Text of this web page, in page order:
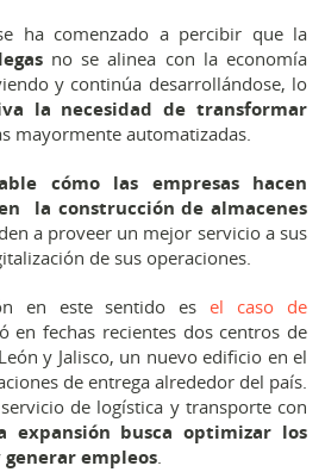
ha comenzado a percibir que la
no se alinea con la economía
y continúa desarrollándose, lo
la necesidad de transformar
mayormente automatizadas.
cómo las empresas hacen
la construcción de almacenes
a proveer un mejor servicio a sus
de sus operaciones.
en este sentido es el caso de
en fechas recientes dos centros de
y Jalisco, un nuevo edificio en el
de entrega alrededor del país.
de logística y transporte con
expansión busca optimizar los
empleos.